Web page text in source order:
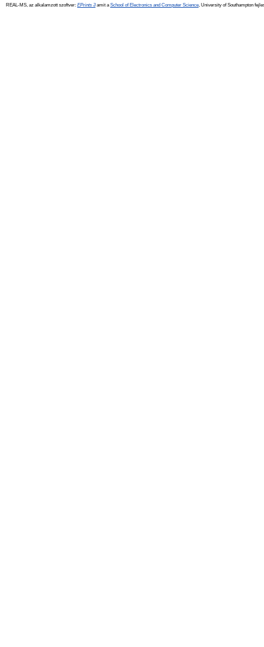
REAL-MS, az alkalamzott szoftver: EPrints 3amit a School of Electronics and Computer Science , University of Southampton